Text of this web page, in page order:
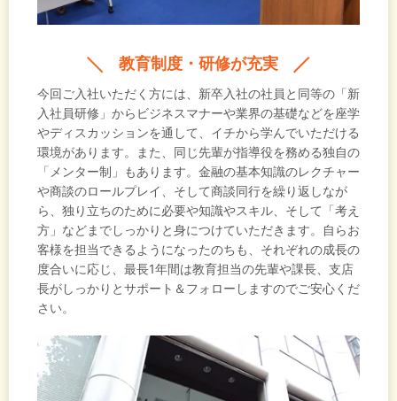
教育制度・研修が充実
今回ご入社いただく方には、新卒入社の社員と同等の「新
入社員研修」からビジネスマナーや業界の基礎などを座学
やディスカッションを通して、イチから学んでいただける
環境があります。また、同じ先輩が指導役を務める独自の
「メンター制」もあります。金融の基本知識のレクチャー
や商談のロールプレイ、そして商談同行を繰り返しなが
ら、独り立ちのために必要や知識やスキル、そして「考え
方」などまでしっかりと身につけていただきます。自らお
客様を担当できるようになったのちも、それぞれの成長の
度合いに応じ、最長1年間は教育担当の先輩や課長、支店
長がしっかりとサポート＆フォローしますのでご安心くだ
さい。